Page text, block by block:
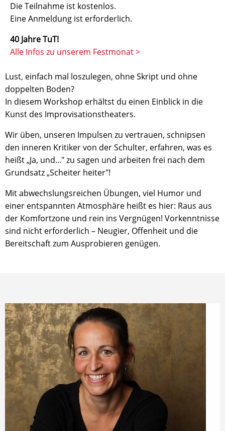
Die Teilnahme ist kostenlos.
Eine Anmeldung ist erforderlich.
40 Jahre TuT!
Alle Infos zu unserem Festmonat >
Lust, einfach mal loszulegen, ohne Skript und ohne
doppelten Boden?
In diesem Workshop erhältst du einen Einblick in die
Kunst des Improvisationstheaters.
Wir üben, unseren Impulsen zu vertrauen, schnipsen
den inneren Kritiker von der Schulter, erfahren, was es
heißt „Ja, und..." zu sagen und arbeiten frei nach dem
Grundsatz „Scheiter heiter"!
Mit abwechslungsreichen Übungen, viel Humor und
einer entspannten Atmosphäre heißt es hier: Raus aus
der Komfortzone und rein ins Vergnügen! Vorkenntnisse
sind nicht erforderlich – Neugier, Offenheit und die
Bereitschaft zum Ausprobieren genügen.